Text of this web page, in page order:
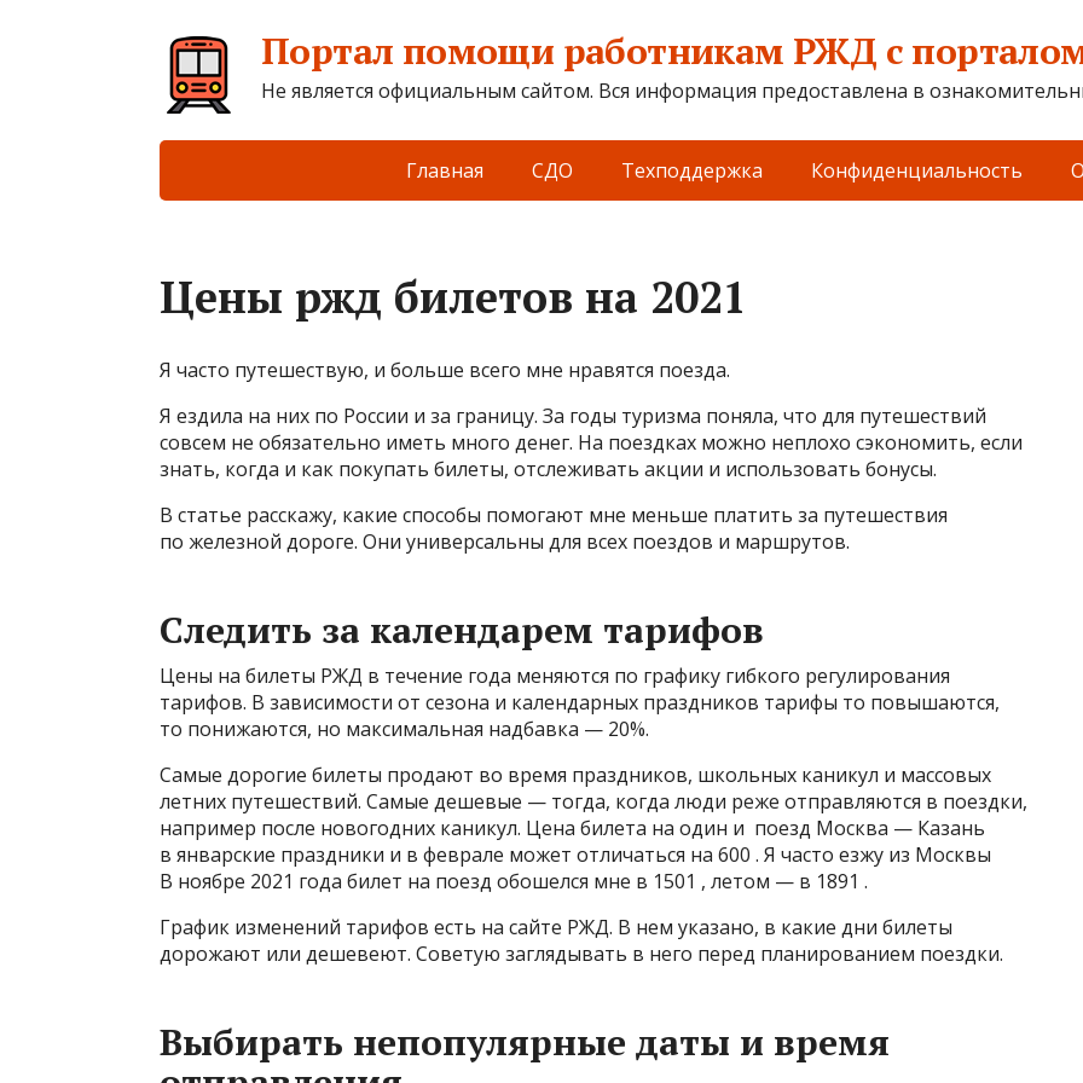
Портал помощи работникам РЖД с
Не является официальным сайтом. Вся информация предоставлена в
Главная СДО Техподдержка Конфиденциальность
Цены ржд билетов на 2021
Я часто путешествую, и больше всего мне нравятся поезда.
Я ездила на них по России и за границу. За годы туризма поняла, что для путешествий
совсем не обязательно иметь много денег. На поездках можно неплохо сэкономить, если
знать, когда и как покупать билеты, отслеживать акции и использовать бонусы.
В статье расскажу, какие способы помогают мне меньше платить за путешествия
по железной дороге. Они универсальны для всех поездов и маршрутов.
Следить за календарем тарифов
Цены на билеты РЖД в течение года меняются по графику гибкого регулирования
тарифов. В зависимости от сезона и календарных праздников тарифы то повышаются,
то понижаются, но максимальная надбавка — 20%.
Самые дорогие билеты продают во время праздников, школьных каникул и массовых
летних путешествий. Самые дешевые — тогда, когда люди реже отправляются в поездки,
например после новогодних каникул. Цена билета на один и поезд Москва — Казань
в январские праздники и в феврале может отличаться на 600 . Я часто езжу из Москвы
В ноябре 2021 года билет на поезд обошелся мне в 1501 , летом — в 1891 .
График изменений тарифов есть на сайте РЖД. В нем указано, в какие дни билеты
дорожают или дешевеют. Советую заглядывать в него перед планированием поездки.
Выбирать непопулярные даты и время